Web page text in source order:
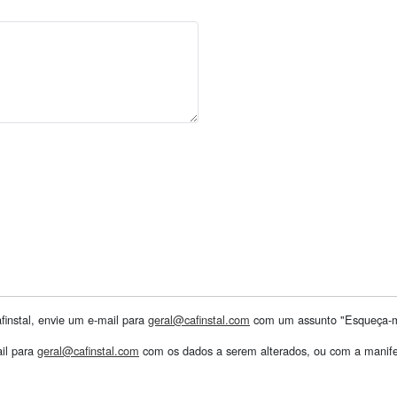
envie um e-mail para geral@cafinstal.com com um assunto "Esqueça-
para geral@cafinstal.com com os dados a serem alterados, ou com a